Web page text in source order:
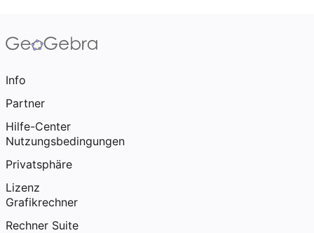
Info
Partner
Hilfe-Center
Nutzungsbedingungen
Privatsphäre
Lizenz
Grafikrechner
Rechner Suite